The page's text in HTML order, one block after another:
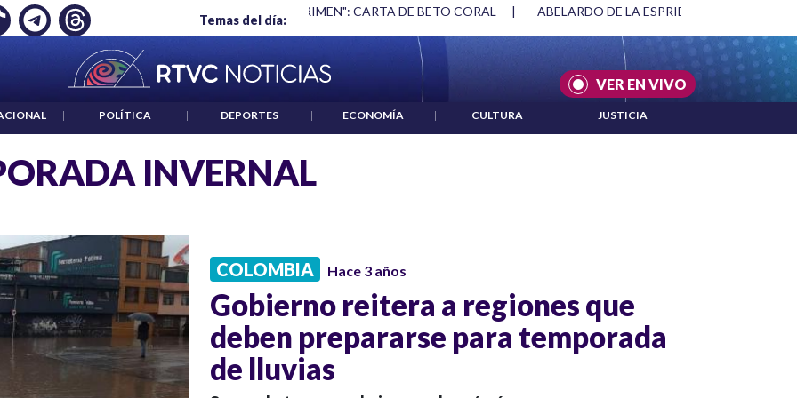
Temas del día:
EMPLEO: JP MORGAN "HABLAR NO ES UN CRIMEN": CARTA DE BETO CORAL | ABELARDO DE LA ESPRIELLA Y DMG
VER EN VIVO
| POLÍTICA | DEPORTES | ECONOMÍA | CULTURA | JUSTICIA
INVERNAL
COLOMBIA Hace 3 años
Gobierno reitera a regiones que
deben prepararse para temporada
de lluvias